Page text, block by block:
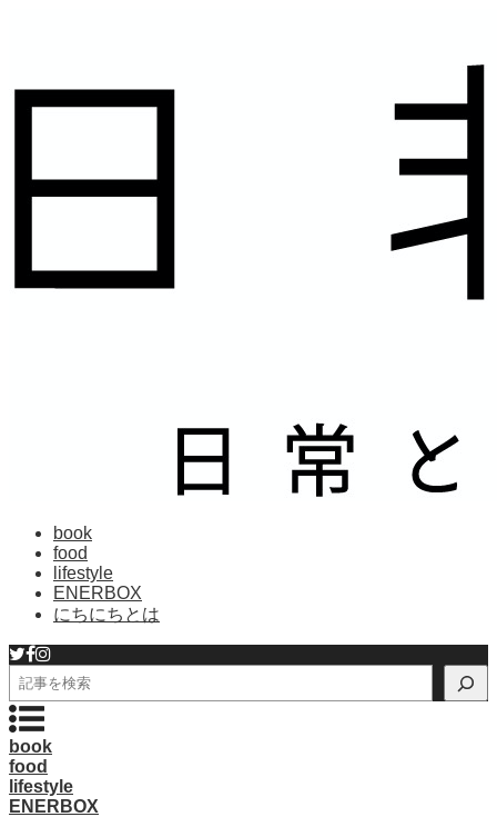
book
food
lifestyle
ENERBOX
にちにちとは
検
索
book
food
lifestyle
ENERBOX